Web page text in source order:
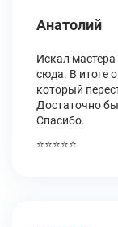
Анатолий
Искал мастера
сюда. В итоге
который
Достаточно
Спасибо.
⭐⭐⭐⭐⭐